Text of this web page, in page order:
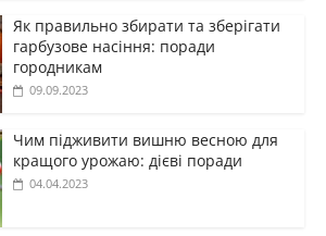
Як правильно збирати та зберігати
гарбузове насіння: поради
городникам
09.09.2023
Чим підживити вишню весною для
кращого урожаю: дієві поради
04.04.2023